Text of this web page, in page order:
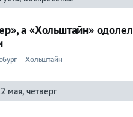
а «Хольштайн» одолел
Хольштайн
мая, четверг